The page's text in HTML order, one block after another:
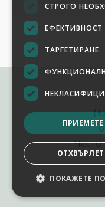
Често
СТРОГО
ЕФЕКТИВНОСТ
ТАРГЕТИРАНЕ
ПОКАЖЕТЕ